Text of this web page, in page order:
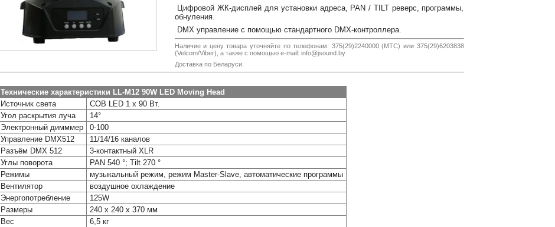
Цифровой ЖК-дисплей для установки адреса, PAN / TILT реверс, программы,
обнуления.
DMX управление с помощью стандартного DMX-контроллера.
Наличие и цену товара уточняйте по телефонам: 375(29)2240000 (МТС) или 375(29)6203838
(Velcom/Viber), а также с помощью e-mail: info@jsound.by
Доставка по Беларуси.
Технические характеристики LL-M12 90W LED Moving Head
Источник света
COB LED 1 х 90 Вт.
Угол раскрытия луча
14°
Электронный димммер
0-100
Управление DMX512
11/14/16 каналов
Разъём DMX 512
3-контактный XLR
Углы поворота
PAN 540 °; Tilt 270 °
Режимы
музыкальный режим, режим Master-Slave, автоматические программы
Вентилятор
воздушное охлаждение
Энергопотребление
125W
Размеры
240 x 240 x 370 мм
Вес
6,5 кг